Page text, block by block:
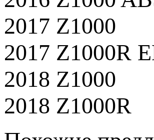
2017 Z1000
2017 Z1000R
2018 Z1000
2018 Z1000R